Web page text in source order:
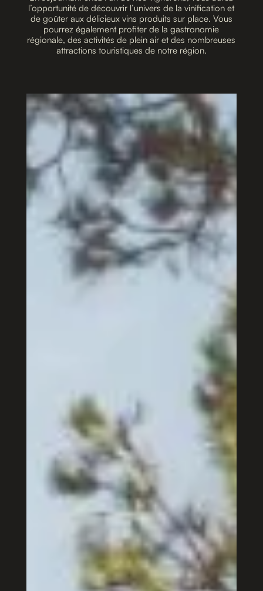
l’opportunité de découvrir l’univers de la vinification et
de goûter aux délicieux vins produits sur place. Vous
pourrez également profiter de la gastronomie
régionale, des activités de plein air et des nombreuses
attractions touristiques de notre région.